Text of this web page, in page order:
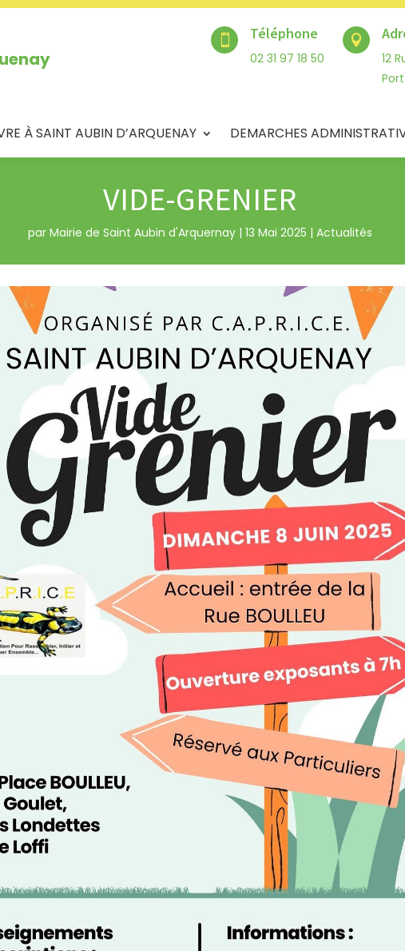
Téléphone
02 31 97 18 50

12
Port
À SAINT AUBIN D’ARQUENAY DEMARCHES
VIDE-GRENIER
par Mairie de Saint Aubin d'Arquernay| 13 Mai 2025 | Actualités